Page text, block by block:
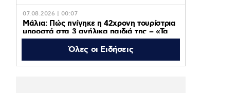
07.08.2026 | 00:07
Μάλια: Πώς πνίγηκε η 42χρονη τουρίστρια
μπροστά στα 3 ανήλικα παιδιά της – «Τα
παιδιά φώναζαν και έκλαιγαν, ήταν σε
κατάσταση πανικού»
06.08.2026 | 23:39
Όλες οι Ειδήσεις